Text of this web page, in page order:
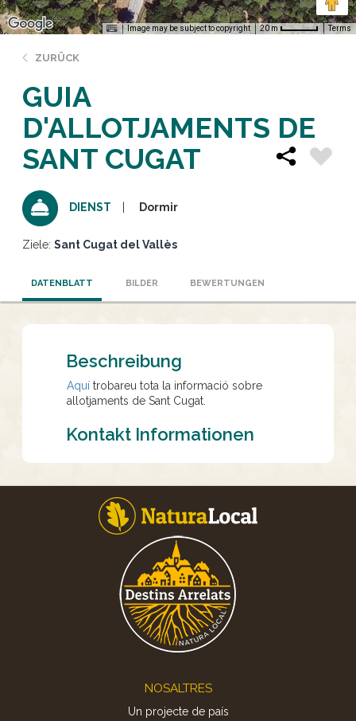
Image may be subject to copyright 20 m Terms
ZURÜCK
GUIA
D'ALLOTJAMENTS DE
SANT CUGAT
DIENST Dormir
Ziele: Sant Cugat del Vallès
DATENBLATT BILDER BEWERTUNGEN
Beschreibung
Aquí trobareu tota la informació sobre
allotjaments de Sant Cugat.
Kontakt Informationen
NOSALTRES
Un projecte de país